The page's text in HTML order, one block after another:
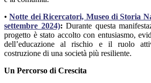
• Notte dei Ricercatori, Museo di Storia
settembre 2024): Durante questa
progetto è stato accolto con entusiasmo,
dell’educazione al rischio e il ruolo
costruzione di una società più resiliente.
Un Percorso di Crescita